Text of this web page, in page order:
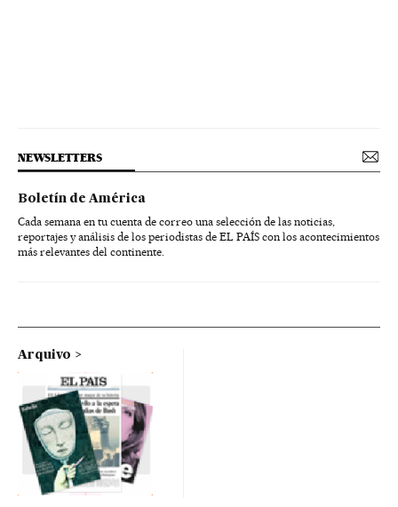
NEWSLETTERS
Boletín de América
Cada semana en tu cuenta de correo una selección de las noticias,
reportajes y análisis de los periodistas de EL PAÍS con los acontecimientos
más relevantes del continente.
Arquivo